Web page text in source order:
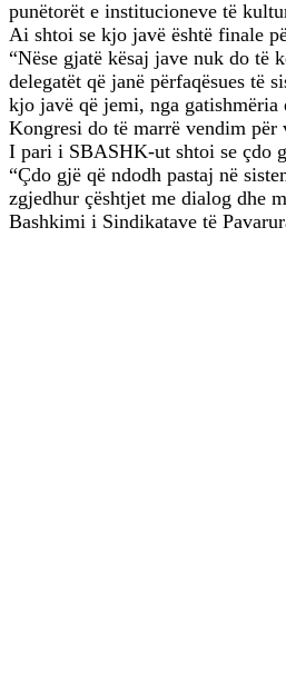
punëtorët e institucioneve të
Ai shtoi se kjo javë është finale
“Nëse gjatë kësaj jave nuk do të
delegatët që janë përfaqësues të
kjo javë që jemi, nga gatishmëria
Kongresi do të marrë vendim për
I pari i SBASHK-ut shtoi se çdo
“Çdo gjë që ndodh pastaj në
zgjedhur çështjet me dialog dhe
Bashkimi i Sindikatave të